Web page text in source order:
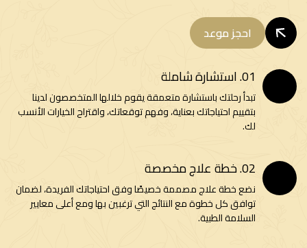
احجز موعد
01. استشارة شاملة
تبدأ رحلتك باستشارة متعمقة يقوم خلالها المتخصصون لدينا
بتقييم احتياجاتك بعناية، وفهم توقعاتك، واقتراح الخيارات الأنسب
لك.
02. خطة علاج مخصصة
نضع خطة علاج مصممة خصيصًا وفق احتياجاتك الفريدة، لضمان
توافق كل خطوة مع النتائج التي ترغبين بها ومع أعلى معايير
السلامة الطبية.